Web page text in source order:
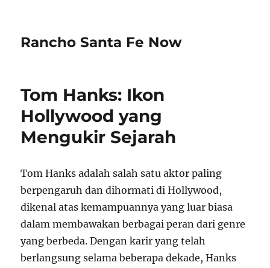
Rancho Santa Fe Now
Tom Hanks: Ikon
Hollywood yang
Mengukir Sejarah
Tom Hanks adalah salah satu aktor paling
berpengaruh dan dihormati di Hollywood,
dikenal atas kemampuannya yang luar biasa
dalam membawakan berbagai peran dari genre
yang berbeda. Dengan karir yang telah
berlangsung selama beberapa dekade, Hanks